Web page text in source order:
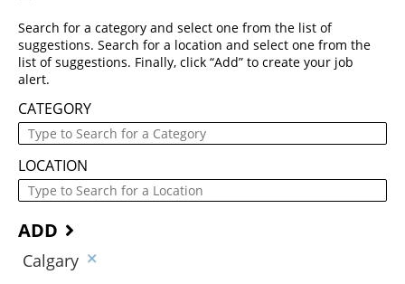
Search for a category and select one from the list of
suggestions. Search for a location and select one from the
list of suggestions. Finally, click “Add” to create your job
alert.
CATEGORY
LOCATION
ADD
Calgary